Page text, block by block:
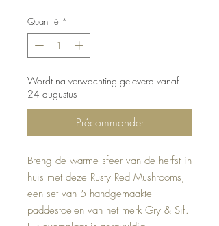
Quantité *
Wordt na verwachting geleverd vanaf
24 augustus
Précommander
Breng de warme sfeer van de herfst in
huis met deze Rusty Red Mushrooms,
een set van 5 handgemaakte
paddestoelen van het merk Gry & Sif.